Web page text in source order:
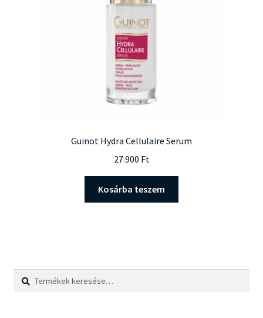
Guinot Hydra Cellulaire Serum
27.900 Ft
Kosárba teszem
Keresés
Keresés